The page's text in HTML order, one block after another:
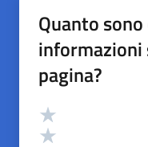
Quanto
informazioni
pagina?
Valutazione